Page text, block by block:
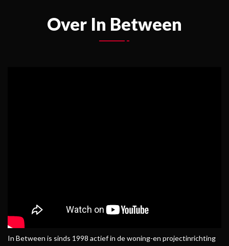
Over In Between
In Between is sinds 1998 actief in de woning-en projectinrichting